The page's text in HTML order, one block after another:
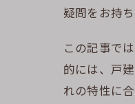
疑問をお持
この記事で
的には、戸
れの特性に